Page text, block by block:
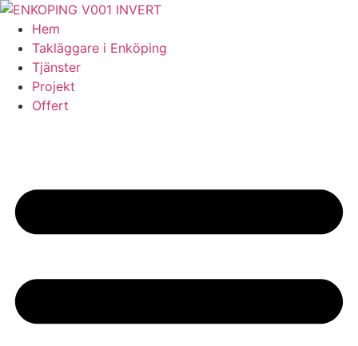
Skip
content
Hem
Takläggare i Enköping
Tjänster
Projekt
Offert